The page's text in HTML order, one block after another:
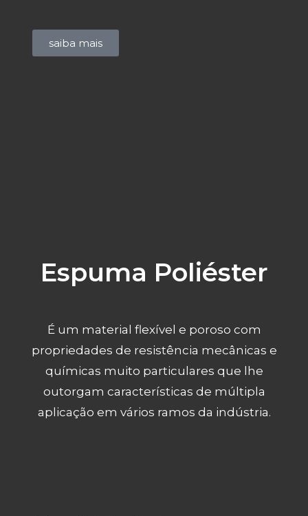
saiba mais
Espuma Poliéster
É um material flexível e poroso com
propriedades de resistência mecânicas e
químicas muito particulares que lhe
outorgam características de múltipla
aplicação em vários ramos da indústria.